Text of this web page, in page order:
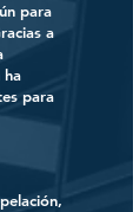
para
a
ha
para